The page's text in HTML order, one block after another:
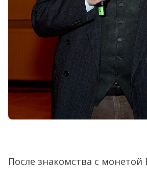
После знакомства с монетой